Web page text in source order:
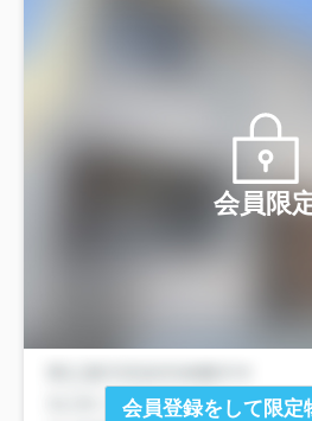
会員限
会員登録をして限定